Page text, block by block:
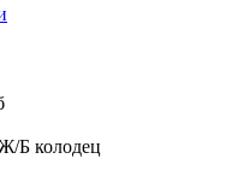
Б колодец